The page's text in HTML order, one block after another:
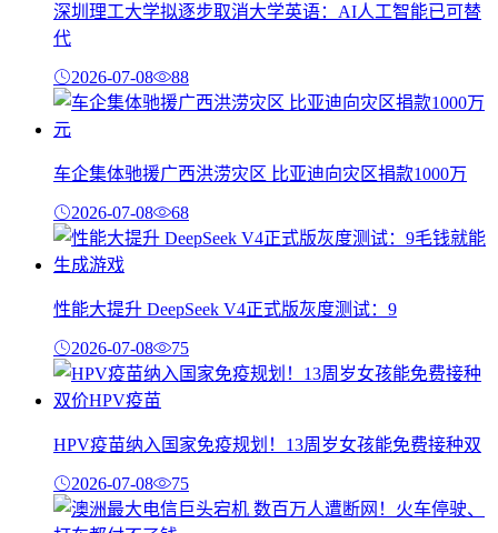
深圳理工大学拟逐步取消大学英语：AI人工智能已可替
代
2026-07-08 88
车企集体驰援广西洪涝灾区 比亚迪向灾区捐款1000万
2026-07-08 68
性能大提升 DeepSeek V4正式版灰度测试：9
2026-07-08 75
HPV疫苗纳入国家免疫规划！13周岁女孩能免费接种双
2026-07-08 75